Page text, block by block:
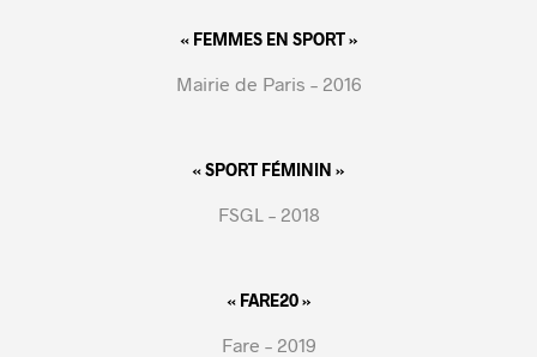
« FEMMES EN SPORT »
Mairie de Paris – 2016
« SPORT FÉMININ »
FSGL – 2018
« FARE20 »
Fare – 2019